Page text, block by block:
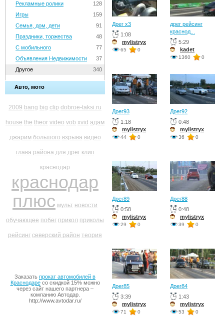
128
Рекламные ролики
159
Игры
91
Семья, дом, дети
48
Праздники, торжества
77
С мобильного
37
Объявления Недвижимости
340
Другое
Авто, мото
2009 bang big clip dobroe-taksi.ru
house the theor video vob xvid адам
джарим большого взрыва видео
глава района для дрег клип
краснодар
краснодар
плюс мульт новости
обучающее побег прикол приколы
рейсинг северский район теория
Заказать прокат автомобилей в
Краснодаресо скидкой 15% можно
через сайт нашего партнера –
компанию Автодар.
http://www.avtodar.ru/
Дрег х3
1:08
mylistryx
65 0
дрег рейсинг
краснод...
5:29
kadet
1360 0
Дрег93
1:18
mylistryx
44 0
Дрег92
0:48
mylistryx
36 0
Дрег89
0:58
mylistryx
29 0
Дрег88
0:48
mylistryx
39 0
Дрег85
3:39
mylistryx
71 0
Дрег84
1:43
mylistryx
53 0